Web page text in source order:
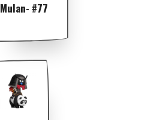
Mulan- #77